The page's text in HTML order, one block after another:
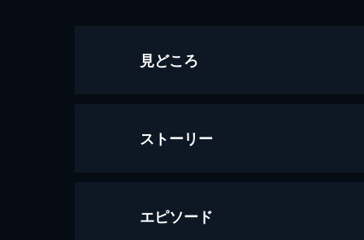
見どころ
ストーリー
エピソード